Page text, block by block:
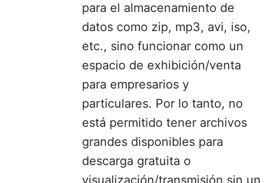
para el almacenamiento de
datos como zip, mp3, avi, iso,
etc., sino funcionar como un
espacio de exhibición/venta
para empresarios y
particulares. Por lo tanto, no
está permitido tener archivos
grandes disponibles para
descarga gratuita o
visualización/transmisión sin un